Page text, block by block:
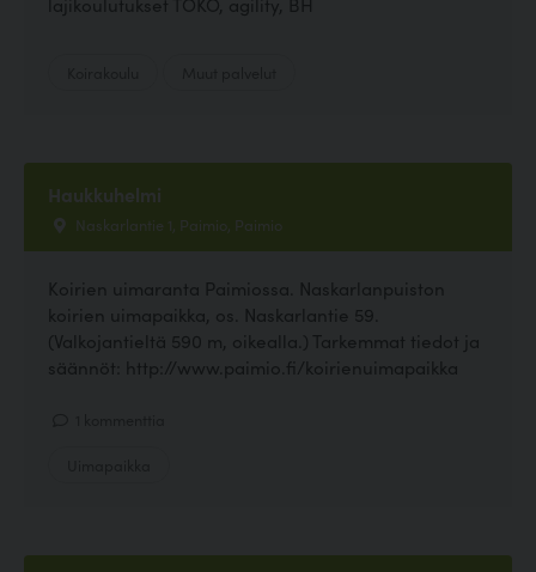
Haukkuhelmi
Naskarlantie 1, Paimio, Paimio
Koirien uimaranta Paimiossa. Naskarlanpuiston
koirien uimapaikka, os. Naskarlantie 59.
(Valkojantieltä 590 m, oikealla.) Tarkemmat tiedot ja
säännöt: http://www.paimio.fi/koirienuimapaikka